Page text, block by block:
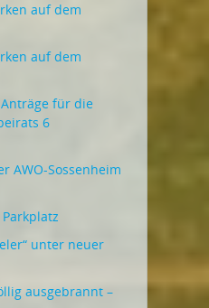
auf dem
auf dem
Anträge für die
6
AWO-Sossenheim
unter neuer
ausgebrannt –